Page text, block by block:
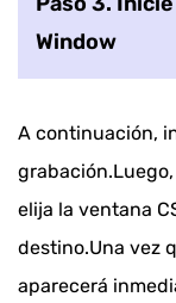
Window
A continuación,
elija la ventana
destino.Una vez
aparecerá